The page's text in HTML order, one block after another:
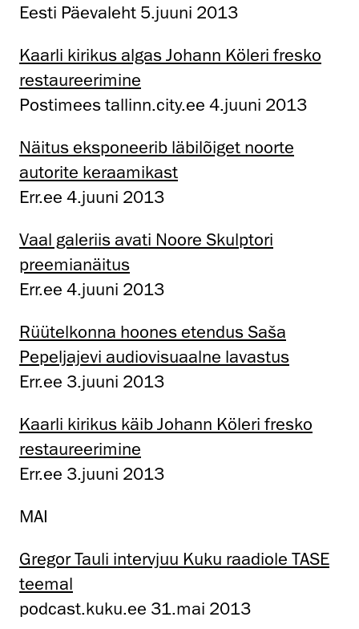
Eesti Päevaleht 5.juuni 2013
Kaarli kirikus algas Johann Köleri fresko
restaureerimine
Postimees tallinn.city.ee 4.juuni 2013
Näitus eksponeerib läbilõiget noorte
autorite keraamikast
Err.ee 4.juuni 2013
Vaal galeriis avati Noore Skulptori
preemianäitus
Err.ee 4.juuni 2013
Rüütelkonna hoones etendus Saša
Pepeljajevi audiovisuaalne lavastus
Err.ee 3.juuni 2013
Kaarli kirikus käib Johann Köleri fresko
restaureerimine
Err.ee 3.juuni 2013
MAI
Gregor Tauli intervjuu Kuku raadiole TASE
teemal
podcast.kuku.ee 31.mai 2013